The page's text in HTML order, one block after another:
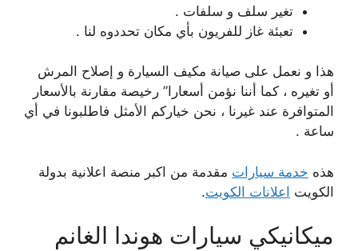
تغير سلف و سلفات .
تعبئة غاز للفريون بأي مكان تحددوه لنا .
هذا و نعمل على صيانة مكيف السيارة و إصلاح المرش
أو تغيره ، كما أننا نؤمن أسعارا” رخيصة مقارنة بالأسعار
المتوافرة عند غيرنا ، نحن خياركم الأمثل فاطلبونا في أي
ساعة .
هذه خدمة سيارات مقدمة من اكبر منصة اعلانية بدولة
الكويت اعلانات الكويت.
ميكانيكي سيارات هوندا الغانم